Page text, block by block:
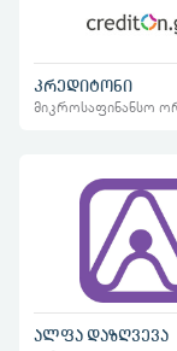
კრედიტონი
ალფა დაზღვევა